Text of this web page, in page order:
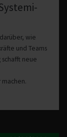
wie
und Teams
schafft neue